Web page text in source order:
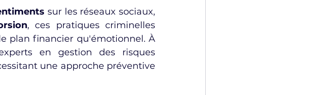
sur les réseaux sociaux,
, ces pratiques criminelles
plan financier qu'émotionnel. À
en gestion des risques
une approche préventive